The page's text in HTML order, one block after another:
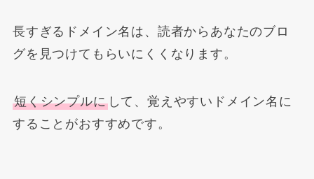
長すぎるドメイン名は、読者からあなたのブロ
グを見つけてもらいにくくなります。
短くシンプルにして、覚えやすいドメイン名に
することがおすすめです。